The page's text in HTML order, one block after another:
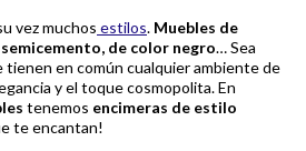
vez muchos estilos. Muebles de
de color negro… Sea
tienen en común cualquier ambiente de
y el toque cosmopolita. En
tenemos encimeras de estilo
te encantan!